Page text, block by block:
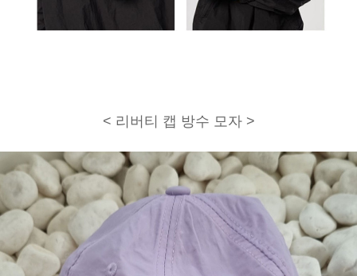
< 리버티 캡 방수 모자 >